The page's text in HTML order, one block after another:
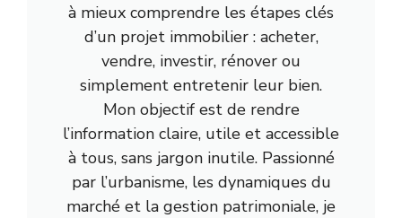
à mieux comprendre les étapes clés
d’un projet immobilier : acheter,
vendre, investir, rénover ou
simplement entretenir leur bien.
Mon objectif est de rendre
l’information claire, utile et accessible
à tous, sans jargon inutile. Passionné
par l’urbanisme, les dynamiques du
marché et la gestion patrimoniale, je